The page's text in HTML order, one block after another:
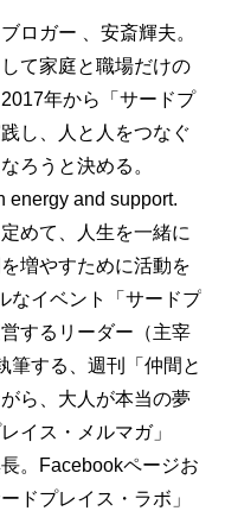
ロガー 、安斎輝夫。
て家庭と職場だけの
年から「サードプ
し、人と人をつなぐ
ろうと決める。
energy and support.
めて、人生を一緒に
増やすために活動を
なイベント「サードプ
するリーダー（主宰
筆する、週刊「仲間と
ら、大人が本当の夢
イス・メルマガ」
。Facebookページお
ドプレイス・ラボ」